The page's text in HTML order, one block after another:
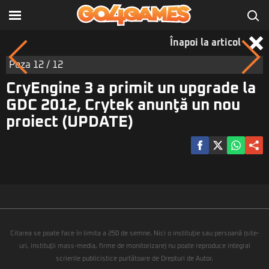
Înapoi la articol
Poza 12 / 12
CryEngine 3 a primit un upgrade la
GDC 2012, Crytek anunţă un nou
proiect (UPDATE)
Citarea se poate face în limita a 250 de semne. Nici o instituţie sau persoană (site-
uri, instituţii mass-media, firme de monitorizare) nu poate reproduce integral
scrierile publicistice purtătoare de Drepturi de Autor.